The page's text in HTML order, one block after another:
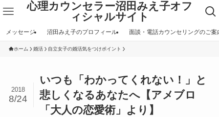
心理カウンセラー沼田みえ子オフ
ィシャルサイト
メッセージ 沼田みえ子のプロフィール 面談・電話カウンセリングのご案
ホーム 婚活 自立女子の婚活気をつけポイント
いつも「わかってくれない！」と
悲しくなるあなたへ【アメブロ
「大人の恋愛術」より】
2018
8/24